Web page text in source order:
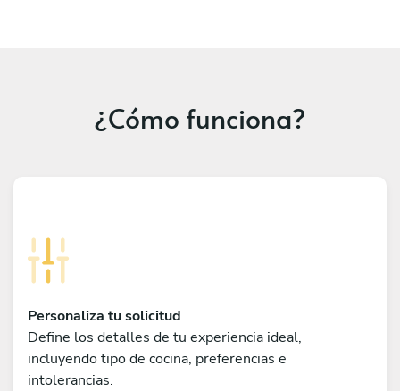
¿Cómo funciona?
Personaliza tu solicitud
Define los detalles de tu experiencia ideal,
incluyendo tipo de cocina, preferencias e
intolerancias.